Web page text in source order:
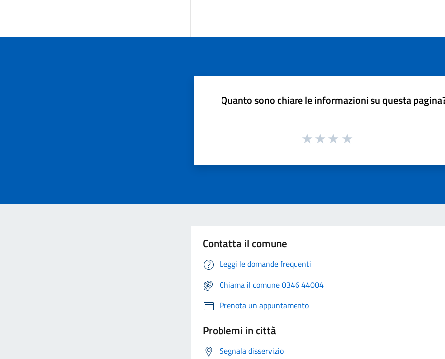
Quanto sono chiare le informazioni su questa
Contatta il comune
Leggi le domande frequenti
Chiama il comune 0346 44004
Prenota un appuntamento
Problemi in città
Segnala disservizio